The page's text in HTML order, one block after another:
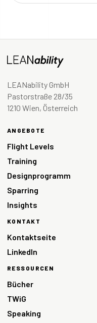
LEANability GmbH
Pastorstraße 28/35
1210 Wien, Österreich
ANGEBOTE
Flight Levels
Training
Designprogramm
Sparring
Insights
KONTAKT
Kontaktseite
LinkedIn
RESSOURCEN
Bücher
TWiG
Speaking